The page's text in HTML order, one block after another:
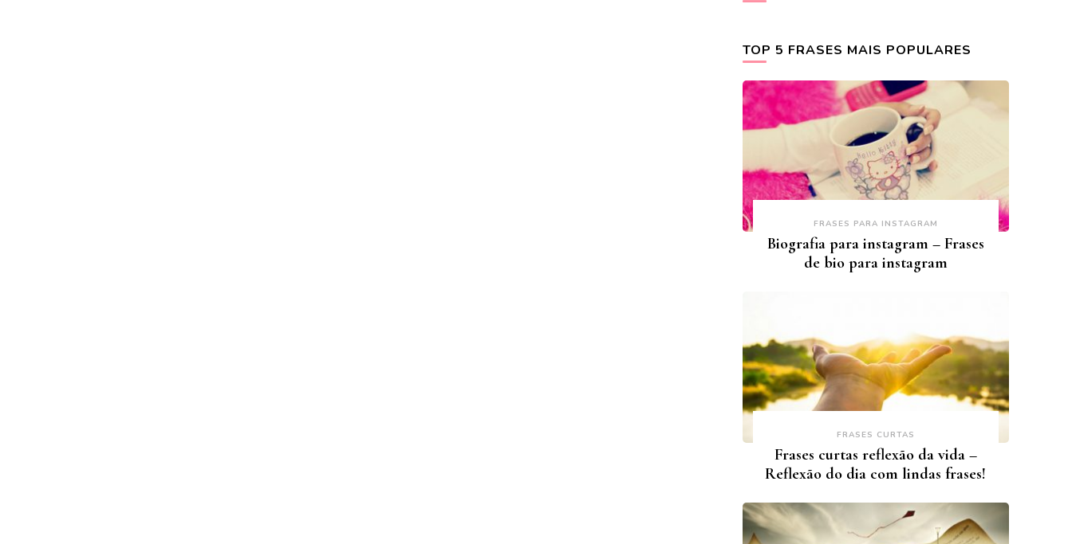
TOP 5 FRASES MAIS POPULARES
FRASES PARA INSTAGRAM
Biografia para instagram – Frases
de bio para instagram
FRASES CURTAS
Frases curtas reflexão da vida –
Reflexão do dia com lindas frases!